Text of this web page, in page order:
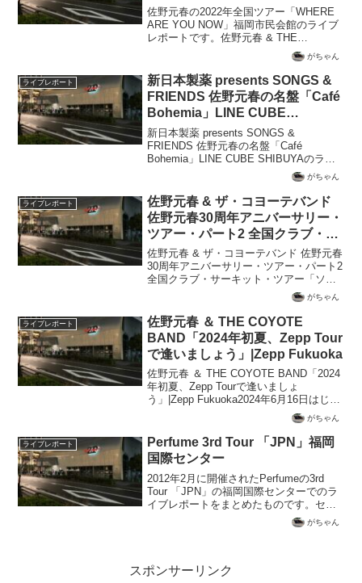
佐野元春の2022年全国ツアー「WHERE
ARE YOU NOW」福岡市民会館のライブ
レポートです。佐野元春 & THE
COYOTE BANDの2022年5月8日の福岡市
民会館のライブレポートと、セットリス
トを公開しています。
がちゃん
ライブレポート
新日本製薬 presents SONGS &
FRIENDS 佐野元春の名盤「Café
Bohemia」LINE CUBE
SHIBUYA
新日本製薬 presents SONGS &
FRIENDS 佐野元春の名盤「Café
Bohemia」LINE CUBE SHIBUYAのライ
ブ鑑賞記録と、セットリスト一覧
がちゃん
ライブレポート
佐野元春 & ザ・コヨーテバンド
佐野元春30周年アニバーサリー・
ツアー・パート2 全国クラブ・サ
ーキット・ツアー「ソウル・ボー
イへの伝言」 Shibuya O-EAST
佐野元春 & ザ・コヨーテバンド 佐野元春
30周年アニバーサリー・ツアー・パート2
全国クラブ・サーキット・ツアー「ソウ
ル・ボーイへの伝言」 Shibuya O-EAST
のライブ鑑賞記録と、セットリスト一覧
がちゃん
ライブレポート
佐野元春 ＆ THE COYOTE
BAND「2024年初夏、Zepp Tour
で逢いましょう」|Zepp Fukuoka
佐野元春 ＆ THE COYOTE BAND「2024
年初夏、Zepp Tourで逢いましょ
う」|Zepp Fukuoka2024年6月16日はじめ
に2024年の春、佐野元春 & THE
COYOTE BANDの全国ツアー「2024年初
夏、...
がちゃん
ライブレポート
Perfume 3rd Tour 「JPN」福岡
国際センター
2012年2月に開催されたPerfumeの3rd
Tour 「JPN」の福岡国際センターでのラ
イブレポートをまとめたものです。セッ
トリストも掲載されています。
がちゃん
スポンサーリンク